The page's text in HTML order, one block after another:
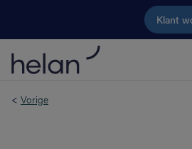
Ga naar de
Klant
< Vorige